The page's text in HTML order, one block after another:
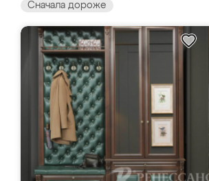
Сначала дороже